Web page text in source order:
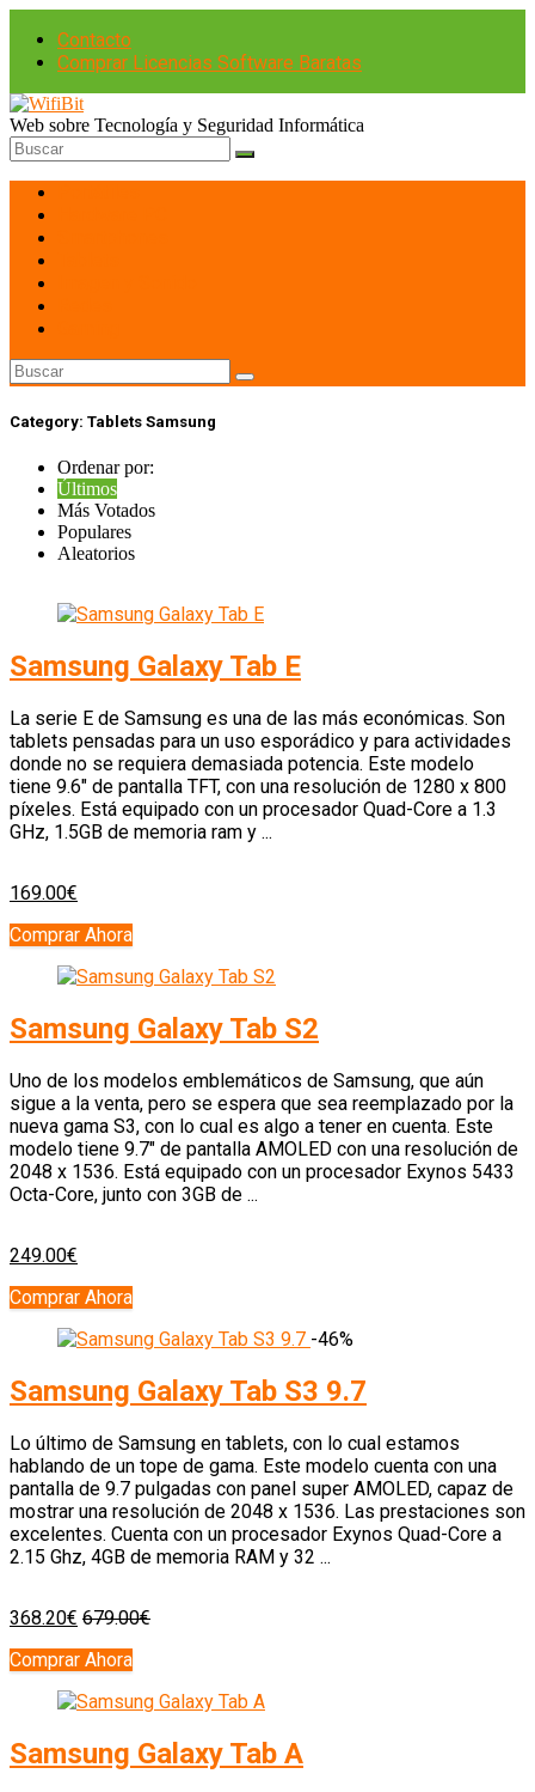
Contacto
Comprar Licencias Software Baratas
Web sobre Tecnología y Seguridad Informática
Category: Tablets Samsung
Ordenar por:
Últimos
Más Votados
Populares
Aleatorios
Samsung Galaxy Tab E
La serie E de Samsung es una de las más económicas. Son
tablets pensadas para un uso esporádico y para actividades
donde no se requiera demasiada potencia. Este modelo
tiene 9.6″ de pantalla TFT, con una resolución de 1280 x 800
píxeles. Está equipado con un procesador Quad-Core a 1.3
GHz, 1.5GB de memoria ram y ...
169.00€
Comprar Ahora
Samsung Galaxy Tab S2
Uno de los modelos emblemáticos de Samsung, que aún
sigue a la venta, pero se espera que sea reemplazado por la
nueva gama S3, con lo cual es algo a tener en cuenta. Este
modelo tiene 9.7″ de pantalla AMOLED con una resolución de
2048 x 1536. Está equipado con un procesador Exynos 5433
Octa-Core, junto con 3GB de ...
249.00€
Comprar Ahora
-46%
Samsung Galaxy Tab S3 9.7
Lo último de Samsung en tablets, con lo cual estamos
hablando de un tope de gama. Este modelo cuenta con una
pantalla de 9.7 pulgadas con panel super AMOLED, capaz de
mostrar una resolución de 2048 x 1536. Las prestaciones son
excelentes. Cuenta con un procesador Exynos Quad-Core a
2.15 Ghz, 4GB de memoria RAM y 32 ...
368.20€ 679.00€
Comprar Ahora
Samsung Galaxy Tab A